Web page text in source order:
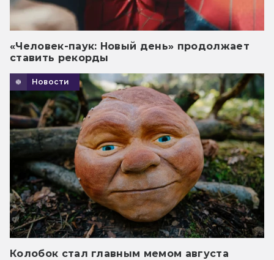
«Человек-паук: Новый день» продолжает
ставить рекорды
Новости
Колобок стал главным мемом августа